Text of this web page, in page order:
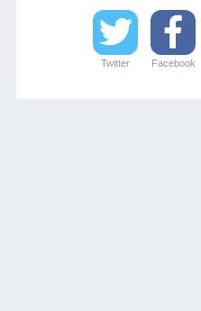
Twitter Facebook